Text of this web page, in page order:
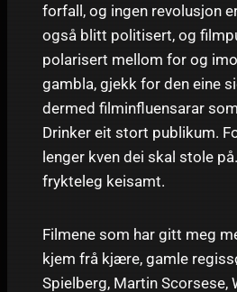
forfall, og ingen revolusjon
også blitt politisert, og
polarisert mellom for og
gambla, gjekk for den eine
dermed filminfluensarar
Drinker eit stort publikum.
lenger kven dei skal stole
frykteleg keisamt.
Filmene som har gitt meg
kjem frå kjære, gamle
Spielberg, Martin Scorsese,